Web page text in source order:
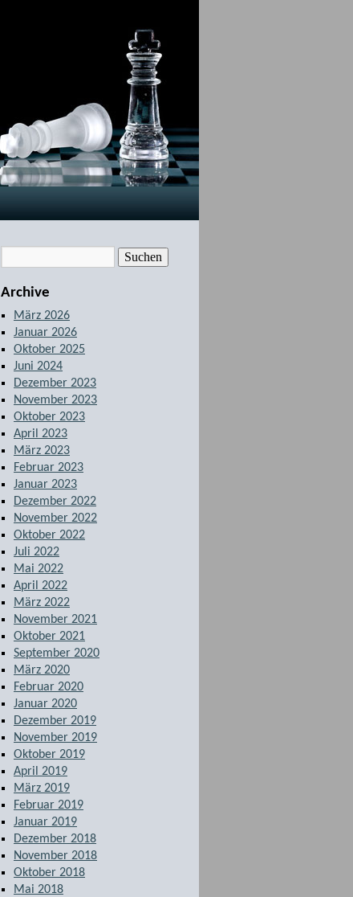
Archive
März 2026
Januar 2026
Oktober 2025
Juni 2024
Dezember 2023
November 2023
Oktober 2023
April 2023
März 2023
Februar 2023
Januar 2023
Dezember 2022
November 2022
Oktober 2022
Juli 2022
Mai 2022
April 2022
März 2022
November 2021
Oktober 2021
September 2020
März 2020
Februar 2020
Januar 2020
Dezember 2019
November 2019
Oktober 2019
April 2019
März 2019
Februar 2019
Januar 2019
Dezember 2018
November 2018
Oktober 2018
Mai 2018